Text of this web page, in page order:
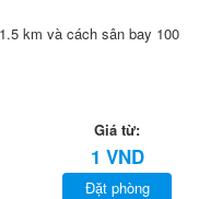
km và cách sân bay 100
Giá từ:
1 VND
Đặt phòng